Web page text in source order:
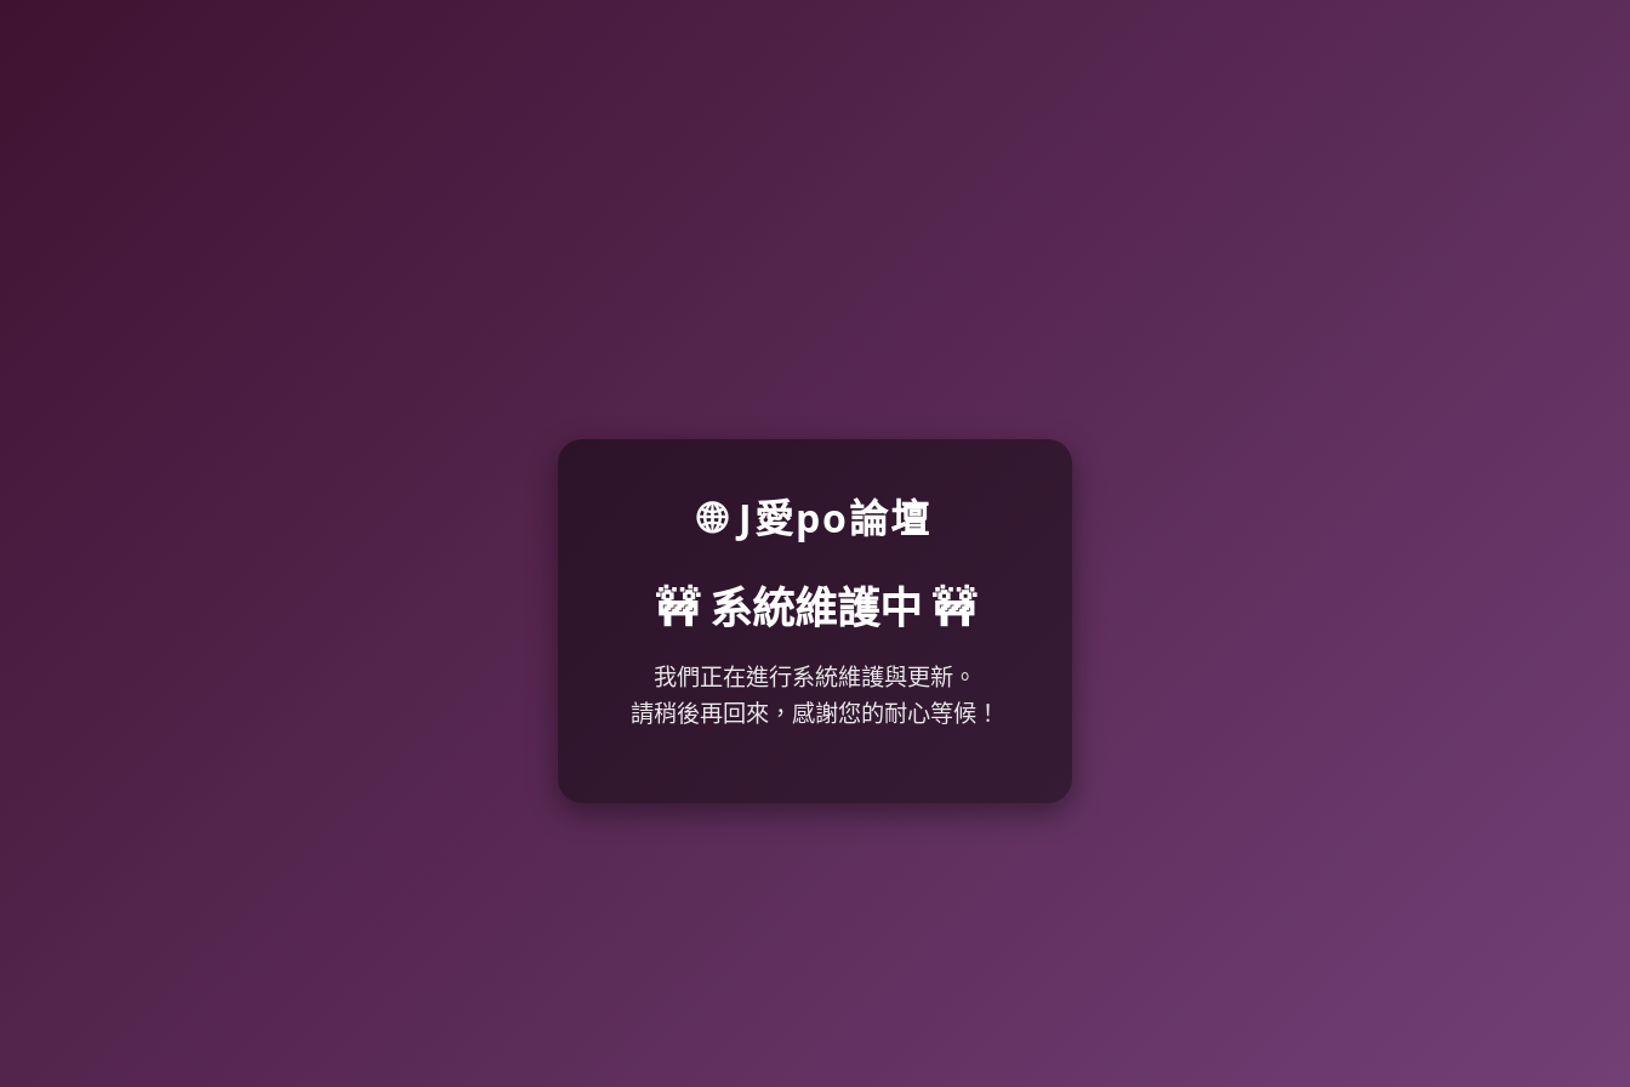
🌐 J愛po論壇
🚧 系統維護中 🚧
我們正在進行系統維護與更新。
請稍後再回來，感謝您的耐心等候！